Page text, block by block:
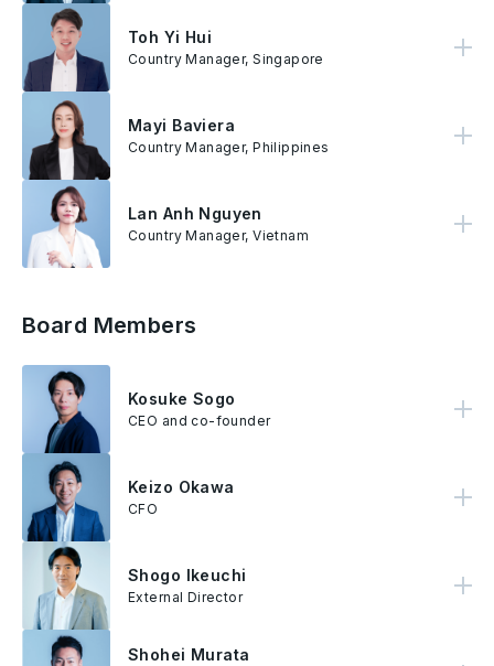
Toh Yi Hui
Country Manager, Singapore
Mayi Baviera
Country Manager, Philippines
Lan Anh Nguyen
Country Manager, Vietnam
Board Members
Kosuke Sogo
CEO and co-founder
Keizo Okawa
CFO
Shogo Ikeuchi
External Director
Shohei Murata